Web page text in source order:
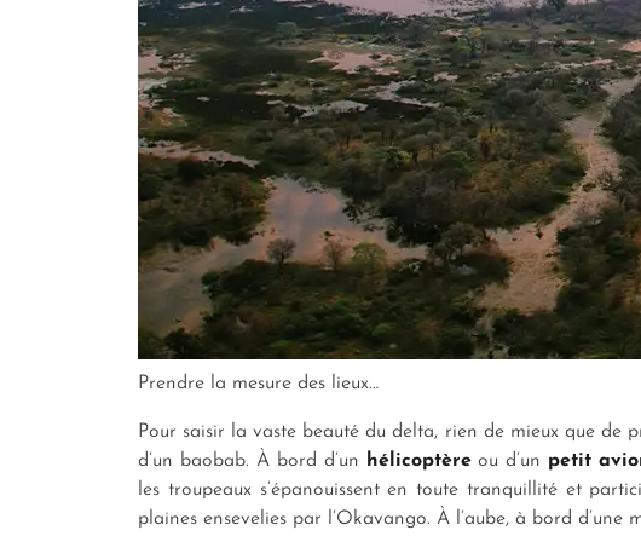
Prendre la mesure des lieux…
Pour saisir la vaste beauté du delta, rien de mieux que de
d’un baobab. À bord d’un
hélicoptèreou d’un petit
les troupeaux s’épanouissent en toute tranquillité et
plaines ensevelies par l’Okavango. À l’aube, à bord